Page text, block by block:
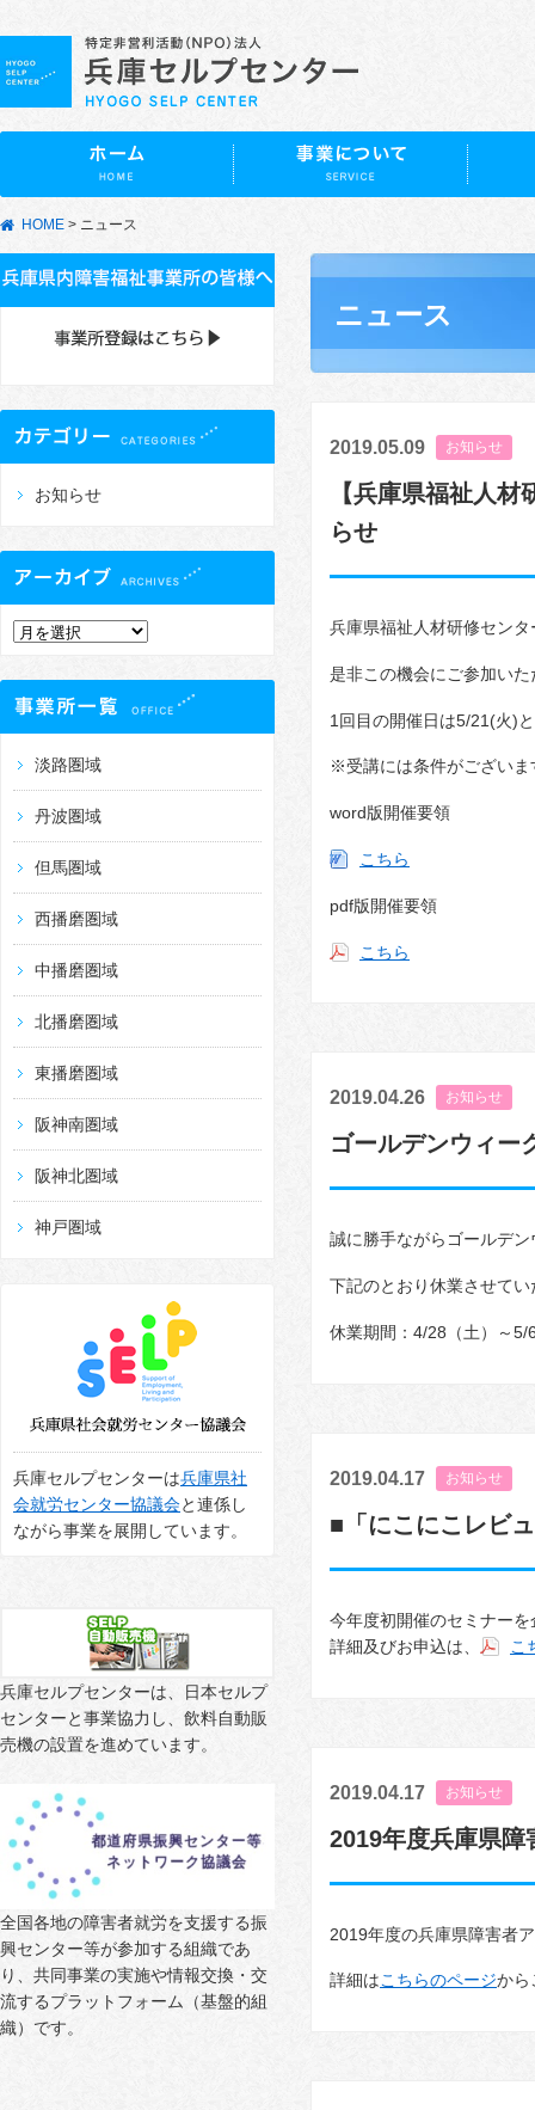
HOME > ニュース
ニュース
2019.05.09 お知らせ
【兵庫県福祉人
らせ
兵庫県福祉人材研修セン
是非この機会にご参加い
1回目の開催日は5/21(火)
※受講には条件がございま
word版開催要領
こちら
pdf版開催要領
こちら
2019.04.26 お知らせ
ゴールデンウィー
誠に勝手ながらゴールデ
下記のとおり休業させて
休業期間：4/28（土）～5/
2019.04.17 お知らせ
■「にこにこレビ
今年度初開催のセミナー
詳細及びお申込は、
こ
2019.04.17 お知らせ
2019年度兵庫県障
2019年度の兵庫県障害者
詳細はこちらのページから
お知らせ
淡路圏域
丹波圏域
但馬圏域
西播磨圏域
中播磨圏域
北播磨圏域
東播磨圏域
阪神南圏域
阪神北圏域
神戸圏域
兵庫セルプセンターは兵庫県社
会就労センター協議会と連係し
ながら事業を展開しています。
兵庫セルプセンターは、日本セルプ
センターと事業協力し、飲料自動販
売機の設置を進めています。
全国各地の障害者就労を支援する振
興センター等が参加する組織であ
り、共同事業の実施や情報交換・交
流するプラットフォーム（基盤的組
織）です。